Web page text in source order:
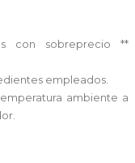
con sobreprecio **
empleados.
ambiente a